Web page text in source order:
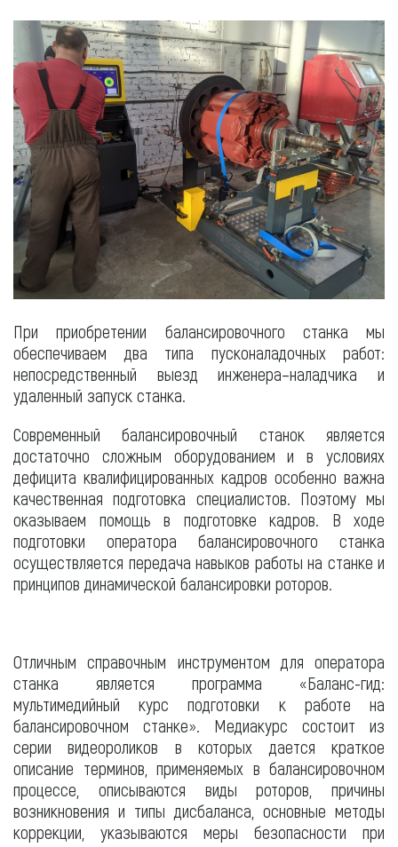
При приобретении балансировочного станка мы
обеспечиваем два типа пусконаладочных работ:
непосредственный выезд инженера–наладчика и
удаленный запуск станка.
Современный балансировочный станок является
достаточно сложным оборудованием и в условиях
дефицита квалифицированных кадров особенно важна
качественная подготовка специалистов. Поэтому мы
оказываем помощь в подготовке кадров. В ходе
подготовки оператора балансировочного станка
осуществляется передача навыков работы на станке и
принципов динамической балансировки роторов.
Отличным справочным инструментом для оператора
станка является программа «Баланс-гид:
мультимедийный курс подготовки к работе на
балансировочном станке». Медиакурс состоит из
серии видеороликов в которых дается краткое
описание терминов, применяемых в балансировочном
процессе, описываются виды роторов, причины
возникновения и типы дисбаланса, основные методы
коррекции, указываются меры безопасности при